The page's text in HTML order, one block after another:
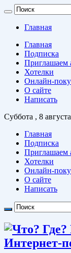
Главная
Главная
Подписка
Приглашаем
Хотелки
Онлайн-
О сайте
Написать
Суббота , 8
Главная
Подписка
Приглашаем
Хотелки
Онлайн-
О сайте
Написать
Интернет-